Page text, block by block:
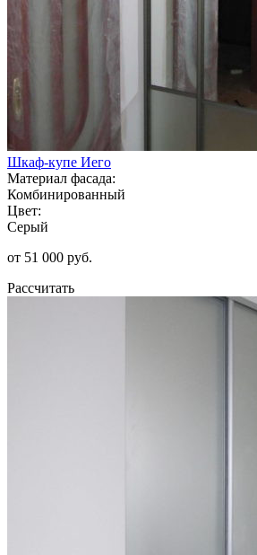
Шкаф-купе Иего
Материал фасада:
Комбинированный
Цвет:
Серый
от 51 000 руб.
Рассчитать